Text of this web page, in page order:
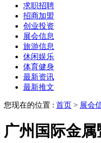
求职招聘
招商加盟
创业投资
展会信息
旅游信息
休闲娱乐
体育健身
最新资讯
最新推文
您现在的位置 : 首页 > 展会
广州国际金